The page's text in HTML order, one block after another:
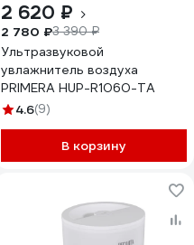
2 620 ₽
2 780 ₽3 390 ₽
Ультразвуковой
увлажнитель воздуха
PRIMERA HUP-R1060-TA
4.6(9)
В корзину